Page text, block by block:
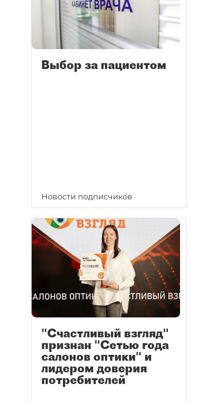
Выбор за пациентом
Новости подписчиков
"Счастливый взгляд"
признан "Сетью года
салонов оптики" и
лидером доверия
потребителей